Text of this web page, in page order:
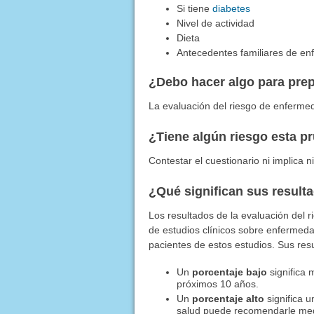
Si tiene diabetes
Nivel de actividad
Dieta
Antecedentes familiares de
¿Debo hacer algo para
La evaluación del riesgo de
¿Tiene algún riesgo esta
Contestar el cuestionario ni implica
¿Qué significan sus
Los resultados de la evaluación del
de estudios clínicos sobre
pacientes de estos estudios. Sus
Un porcentaje bajo significa
próximos 10 años.
Un porcentaje alto significa
salud puede recomendarle